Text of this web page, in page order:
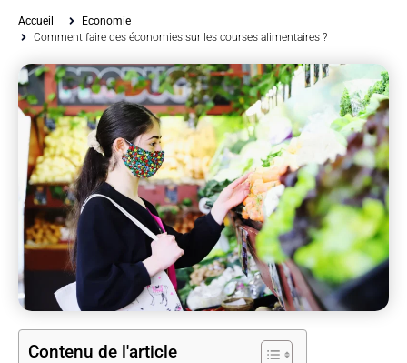
Accueil
Economie
Comment faire des économies sur les courses alimentaires ?
Contenu de l'article